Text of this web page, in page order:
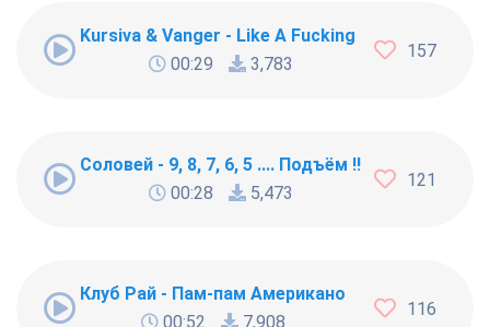
Kursiva & Vanger - Like A Fucking Newbie
00:29
3,783
157
Соловей - 9, 8, 7, 6, 5 .... Подъём !!!
00:28
5,473
121
Клуб Рай - Пам-пам Американо
00:52
7,908
116